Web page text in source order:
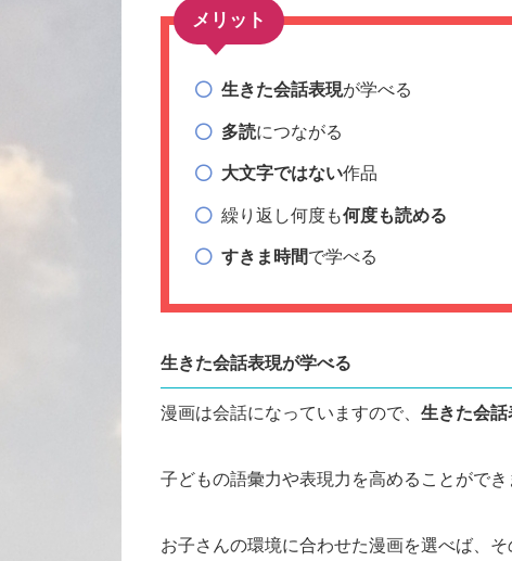
メリット
生きた会話表現が学べる
多読につながる
大文字ではない作品
繰り返し何度も何度も読める
すきま時間で学べる
生きた会話表現が学べる
漫画は会話になっていますので、 生きた会話
子どもの語彙力や表現力を高めることができ
お子さんの環境に合わせた漫画を選べば、